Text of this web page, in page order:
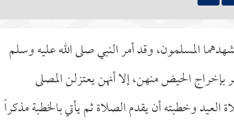
المسلمون، وقد أمر النبي صلى الله عليه وسلم
الحيض منهن، إلا أنهن يعتزلن المصلى
وخطبته أن يقدم الصلاة ثم يأتي بالخطبة مذكراً